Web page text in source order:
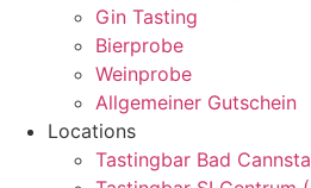
Gin Tasting
Bierprobe
Weinprobe
Allgemeiner Gutschein
Locations
Tastingbar Bad